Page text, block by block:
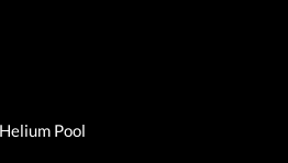
Helium Pool